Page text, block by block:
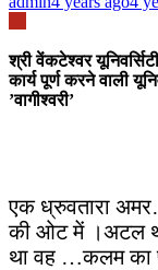
श्री वेंकटेश्वर
कार्य पूर्ण करने वाली
’वागीश्वरी’
एक ध्रुवतारा
की ओट में ।अटल था
था वह …कलम का